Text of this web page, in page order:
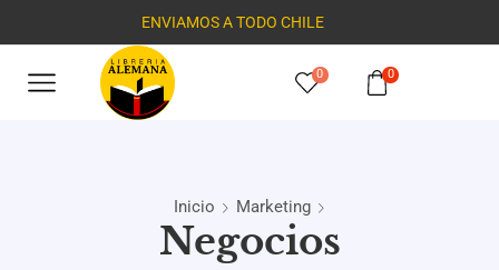
ENVIAMOS A TODO CHILE
0 0
Inicio Marketing
Negocios